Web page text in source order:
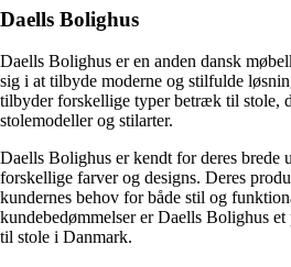
Daells Bolighus
Daells Bolighus er en anden dansk
sig i at tilbyde moderne og stilfulde
tilbyder forskellige typer betræk til stole,
stolemodeller og stilarter.
Daells Bolighus er kendt for deres
forskellige farver og designs. Deres
kundernes behov for både stil og
kundebedømmelser er Daells Bolighus
til stole i Danmark.